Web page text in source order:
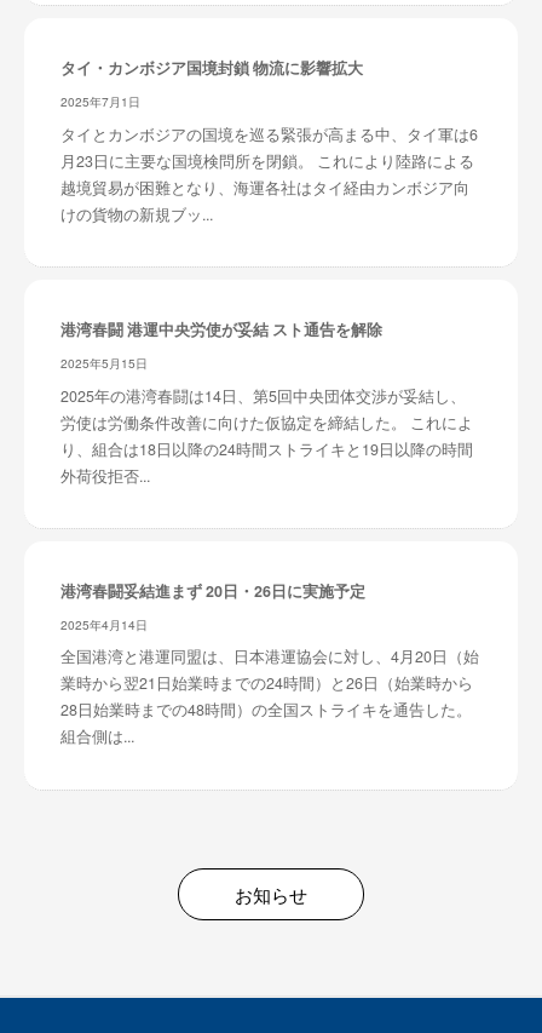
タイ・カンボジア国境封鎖 物流に影響拡大
2025年7月1日
タイとカンボジアの国境を巡る緊張が高まる中、タイ軍は6
月23日に主要な国境検問所を閉鎖。 これにより陸路による
越境貿易が困難となり、海運各社はタイ経由カンボジア向
けの貨物の新規ブッ...
港湾春闘 港運中央労使が妥結 スト通告を解除
2025年5月15日
2025年の港湾春闘は14日、第5回中央団体交渉が妥結し、
労使は労働条件改善に向けた仮協定を締結した。 これによ
り、組合は18日以降の24時間ストライキと19日以降の時間
外荷役拒否...
港湾春闘妥結進まず 20日・26日に実施予定
2025年4月14日
全国港湾と港運同盟は、日本港運協会に対し、4月20日（始
業時から翌21日始業時までの24時間）と26日（始業時から
28日始業時までの48時間）の全国ストライキを通告した。
組合側は...
お知らせ